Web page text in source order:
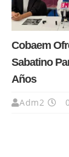
Cobaem
Sabatino
Años
Adm2